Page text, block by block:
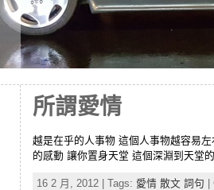
所謂愛情
越是在乎的人事物 這個人事物越容易
的感動 讓你置身天堂 這個深淵到天堂
16 2 月, 2012 | Tags: 愛情 散文 詞句 |